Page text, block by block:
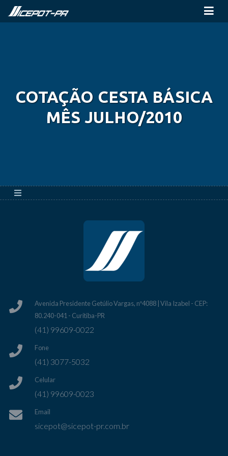
COTAÇÃO CESTA BÁSICA
MÊS JULHO/2010
Avenida Presidente Getúlio Vargas, nº4088 | Vila Izabel - CEP:
80.240-041 - Curitiba-PR
(41) 99609-0022
Fone
(41) 3077-5032
Celular
(41) 99609-0023
Email
sicepot@sicepot-pr.com.br